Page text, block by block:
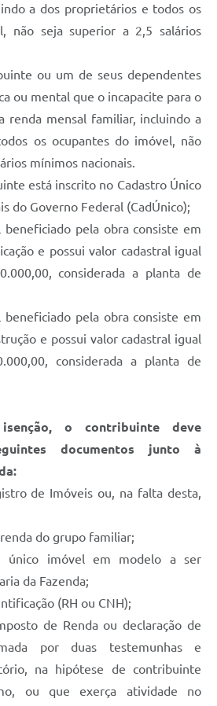
para Aplicativos de Escritório
a dos proprietários e todos os
não seja superior a 2,5 salários
ou um de seus dependentes
ou mental que o incapacite para o
renda mensal familiar, incluindo a
os ocupantes do imóvel, não
mínimos nacionais.
está inscrito no Cadastro Único
do Governo Federal (CadÚnico);
pela obra consiste em
e possui valor cadastral igual
considerada a planta de
pela obra consiste em
e possui valor cadastral igual
considerada a planta de
o contribuinte deve
documentos junto à
de Imóveis ou, na falta desta,
do grupo familiar;
imóvel em modelo a ser
da Fazenda;
(RH ou CNH);
de Renda ou declaração de
por duas testemunhas e
na hipótese de contribuinte
ou que exerça atividade no